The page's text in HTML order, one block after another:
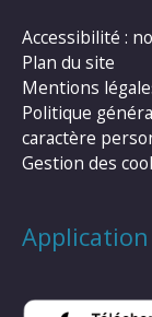
Accessibilité :
Plan du site
Mentions
Politique
caractère
Gestion des
Application